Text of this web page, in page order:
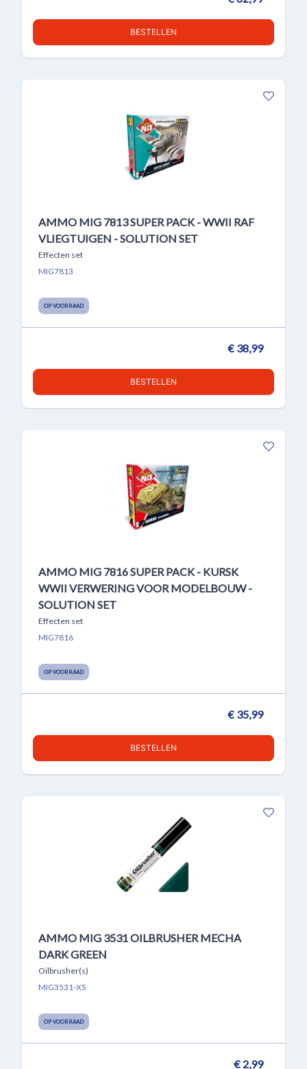
BESTELLEN
AMMO MIG 7813 SUPER PACK - WWII RAF
VLIEGTUIGEN - SOLUTION SET
Effecten set
MIG7813
OP VOORRAAD
€ 38,99
BESTELLEN
AMMO MIG 7816 SUPER PACK - KURSK
WWII VERWERING VOOR MODELBOUW -
SOLUTION SET
Effecten set
MIG7816
OP VOORRAAD
€ 35,99
BESTELLEN
AMMO MIG 3531 OILBRUSHER MECHA
DARK GREEN
Oilbrusher(s)
MIG3531-XS
OP VOORRAAD
€ 2,99